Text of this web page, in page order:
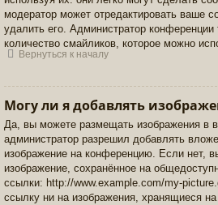
модератор может отредактировать ваше
удалить его. Администратор конференции
количество смайликов, которое можно
Вернуться к началу
Могу ли я добавлять
Да, вы можете размещать изображения в
администратор разрешил добавлять
изображение на конференцию. Если нет,
изображение, сохранённое на
ссылки: http://www.example.com/my-
ссылку ни на изображения, хранящиеся